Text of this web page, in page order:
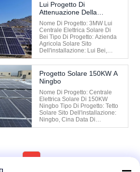
Lui Progetto Di
Attenuazione Della
Povertà Di Bei Chengde
Nome Di Progetto: 3MW Lui
Centrale Elettrica Solare Di
Bei Tipo Di Progetto: Azienda
Agricola Solare Sito
Dell'installazione: Lui Bei,
Cina Data Di Installazione:
2020
Progetto Solare 150KW A
Ningbo
Nome Di Progetto: Centrale
Elettrica Solare Di 150KW
Ningbo Tipo Di Progetto: Tetto
Solare Sito Dell'installazione:
Ningbo, Cina Data Di
Installazione: 2018